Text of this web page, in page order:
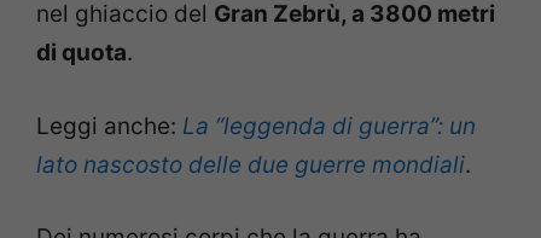
nel ghiaccio del Gran Zebrù, a 3800 metri
di quota.
Leggi anche: La “leggenda di guerra”: un
lato nascosto delle due guerre mondiali.